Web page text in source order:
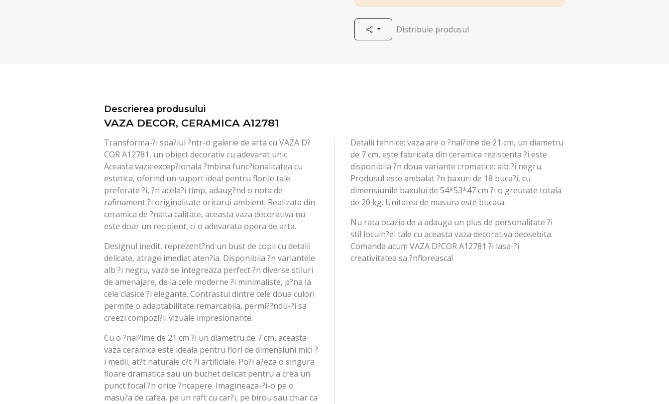
Distribuie produsul
Descrierea produsului
VAZA DECOR, CERAMICA A12781
Transforma-?i spa?iul ?ntr-o galerie de arta cu VAZA D?
COR A12781, un obiect decorativ cu adevarat unic.
Aceasta vaza excep?ionala ?mbina func?ionalitatea cu
estetica, oferind un suport ideal pentru florile tale
preferate ?i, ?n acela?i timp, adaug?nd o nota de
rafinament ?i originalitate oricarui ambient. Realizata din
ceramica de ?nalta calitate, aceasta vaza decorativa nu
este doar un recipient, ci o adevarata opera de arta.
Designul inedit, reprezent?nd un bust de copil cu detalii
delicate, atrage imediat aten?ia. Disponibila ?n variantele
alb ?i negru, vaza se integreaza perfect ?n diverse stiluri
de amenajare, de la cele moderne ?i minimaliste, p?na la
cele clasice ?i elegante. Contrastul dintre cele doua culori
permite o adaptabilitate remarcabila, permi??ndu-?i sa
creezi compozi?ii vizuale impresionante.
Cu o ?nal?ime de 21 cm ?i un diametru de 7 cm, aceasta
vaza ceramica este ideala pentru flori de dimensiuni mici ?
i medii, at?t naturale c?t ?i artificiale. Po?i a?eza o singura
floare dramatica sau un buchet delicat pentru a crea un
punct focal ?n orice ?ncapere. Imagineaza-?i-o pe o
masu?a de cafea, pe un raft cu car?i, pe birou sau chiar ca
Detalii tehnice: vaza are o ?nal?ime de 21 cm, un diametru
de 7 cm, este fabricata din ceramica rezistenta ?i este
disponibila ?n doua variante cromatice: alb ?i negru.
Produsul este ambalat ?n baxuri de 18 buca?i, cu
dimensiunile baxului de 54*53*47 cm ?i o greutate totala
de 20 kg. Unitatea de masura este bucata.
Nu rata ocazia de a adauga un plus de personalitate ?i
stil locuin?ei tale cu aceasta vaza decorativa deosebita.
Comanda acum VAZA D?COR A12781 ?i lasa-?i
creativitatea sa ?nfloreasca!